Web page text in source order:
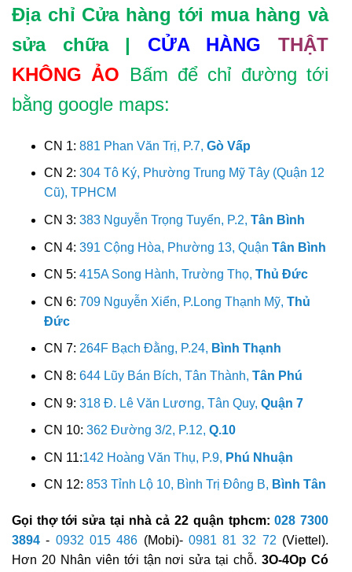
Địa chỉ Cửa hàng tới mua hàng và
sửa chữa | CỬA HÀNG
THẬT
KHÔNG ẢO Bấm để chỉ đường tới
bằng google maps:
CN 1: 881 Phan Văn Trị, P.7, Gò Vấp
CN 2: 304 Tô Ký, Phường Trung Mỹ Tây (Quận 12
Cũ), TPHCM
CN 3: 383 Nguyễn Trọng Tuyển, P.2, Tân Bình
CN 4: 391 Cộng Hòa, Phường 13, Quận Tân Bình
CN 5: 415A Song Hành, Trường Thọ, Thủ Đức
CN 6: 709 Nguyễn Xiển, P.Long Thạnh Mỹ, Thủ
Đức
CN 7: 264F Bạch Đằng, P.24, Bình Thạnh
CN 8: 644 Lũy Bán Bích, Tân Thành, Tân Phú
CN 9: 318 Đ. Lê Văn Lương, Tân Quy, Quận 7
CN 10: 362 Đường 3/2, P.12, Q.10
CN 11:142 Hoàng Văn Thụ, P.9, Phú Nhuận
CN 12: 853 Tỉnh Lộ 10, Bình Trị Đông B, Bình Tân
Gọi thợ tới sửa tại nhà cả 22 quận tphcm:028 7300
3894- 0932 015 486 (Mobi)- 0981 81 32 72 (Viettel).
Hơn 20 Nhân viên tới tận nơi sửa tại chỗ.3O-4Op Có